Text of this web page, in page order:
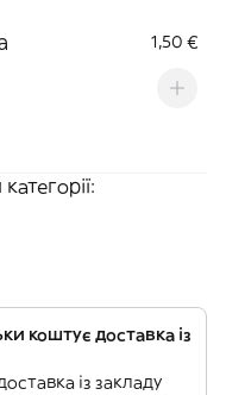
1,50 €
коштує доставка із
із закладу